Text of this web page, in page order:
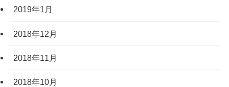
2019年1月
2018年12月
2018年11月
2018年10月